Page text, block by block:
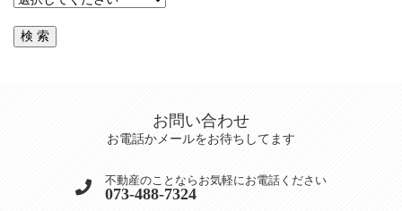
お問い合わせ
お電話かメールをお待ちしてます
不動産のことならお気軽にお電話ください
073-488-7324